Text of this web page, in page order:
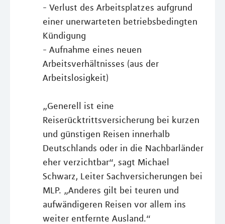
- Verlust des Arbeitsplatzes aufgrund
einer unerwarteten betriebsbedingten
Kündigung
- Aufnahme eines neuen
Arbeitsverhältnisses (aus der
Arbeitslosigkeit)
„Generell ist eine
Reiserücktrittsversicherung bei kurzen
und günstigen Reisen innerhalb
Deutschlands oder in die Nachbarländer
eher verzichtbar“, sagt Michael
Schwarz, Leiter Sachversicherungen bei
MLP. „Anderes gilt bei teuren und
aufwändigeren Reisen vor allem ins
weiter entfernte Ausland.“